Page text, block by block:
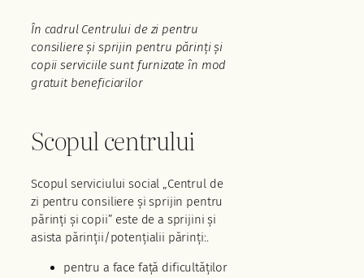
În cadrul Centrului de zi pentru
consiliere şi sprijin pentru părinți și
copii serviciile sunt furnizate în mod
gratuit beneficiarilor
Scopul centrului
Scopul serviciului social „Centrul de
zi pentru consiliere și sprijin pentru
părinți și copii” este de a sprijini și
asista părinții/potențialii părinți:.
pentru a face față dificultăților